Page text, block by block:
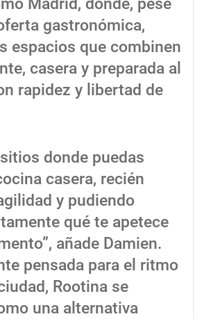
Madrid, donde, pese
gastronómica,
espacios que combinen
casera y preparada al
rapidez y libertad de
donde puedas
casera, recién
y pudiendo
qué te apetece
añade Damien.
pensada para el ritmo
Rootina se
una alternativa